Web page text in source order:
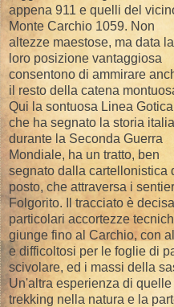
appena 911 e quelli del
Monte Carchio 1059. Non
altezze maestose, ma data la
loro posizione vantaggiosa
consentono di ammirare
il resto della catena
Qui la sontuosa Linea
che ha segnato la storia
durante la Seconda Guerra
Mondiale, ha un tratto, ben
segnato dalla cartellonistica
posto, che attraversa i
Folgorito. Il tracciato è
particolari accortezze
giunge fino al Carchio, con
e difficoltosi per le foglie di
scivolare, ed i massi della
Un'altra esperienza di
trekking nella natura e la